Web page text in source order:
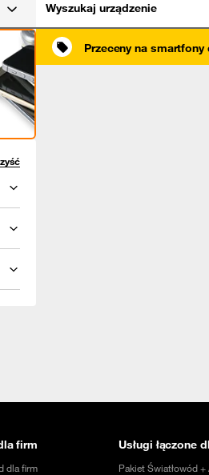
Wyszukaj urządzenie
Przeceny na smartfony
firm
dla firm
Usługi łączone
Pakiet Światłowód